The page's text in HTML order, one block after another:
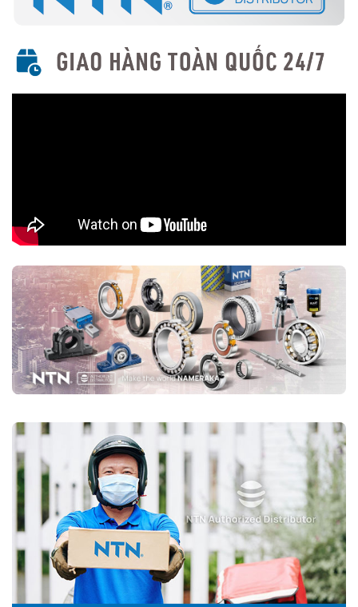
nước, bụi bẩn, phù hợp cho môi trường khắc nghiệt.
Với thiết kế linh hoạt và hiệu suất cao, vòng bi cầu rãnh sâu NTN
được sử dụng rộng rãi trong nhiều ngành công nghiệp, bao gồm:
Xác định kích thước: Đo đường kính trong (d), đường kính
ngoài (D), độ dày (B) để chọn đúng loại.
dầu (LL) hay loại mở tùy theo điều kiện làm việc.
Chọn thương hiệu NTN chính hãng: Tránh hàng giả bằng cách
mua từĐại lý uỷ quyền NTN
7. Kết Luận
Vòng bi cầu rãnh sâu NTN là một trong những loại vòng bi đáng tin
cậy nhất trên thị trường, nhờ vào độ bền cao, vận hành êm ái và khả
8. Mua vòng bi bạc đạn NTN chính hãng ở đâu?
Trên thị trường vòng bi bạc đạn NTN bị làm giả rất nhiều, để lựa
chọn mua đúng vòng bi NTN chính hãng Bạn nên lựa chọn
Đại lý uỷ
quyền NTNđể đảm nguồn gốc sản phẩm chính hãng. VOBICO
vongbiNTN.com) làĐại lý uỷ quyền vòng bi NTN chính hãng
tại Việt Nam
. Liên hệ ngay với chúng tôi nếu Bạn cần tư vấn loại
vòng bi NTN phù hợp với ứng dụng của mình.